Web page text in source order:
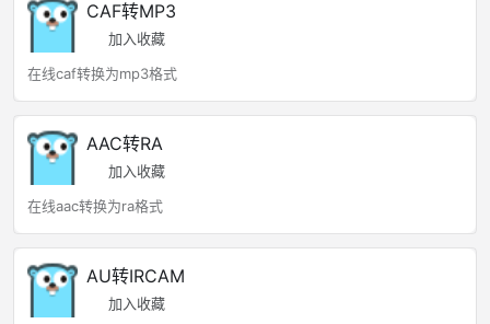
CAF转MP3
加入收藏
在线caf转换为mp3格式
AAC转RA
加入收藏
在线aac转换为ra格式
AU转IRCAM
加入收藏